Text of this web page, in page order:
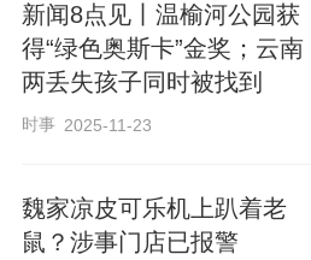
新闻8点见丨温榆河公园获
得“绿色奥斯卡”金奖；云南
两丢失孩子同时被找到
时事 2025-11-23
魏家凉皮可乐机上趴着老
鼠？涉事门店已报警